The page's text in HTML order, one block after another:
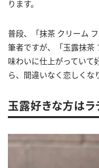
ります。
普段、「抹茶 クリーム
筆者ですが、「玉露抹茶
味わいに仕上がっていて
ら、間違いなく恋しくな
玉露好きな方はラ